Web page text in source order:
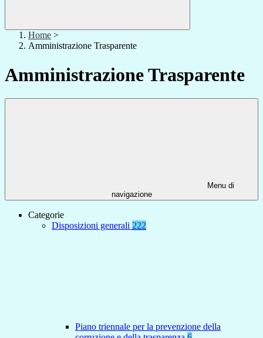
Home >
Amministrazione Trasparente
Amministrazione Trasparente
Menu di
navigazione
Categorie
Disposizioni generali 222
Piano triennale per la prevenzione della